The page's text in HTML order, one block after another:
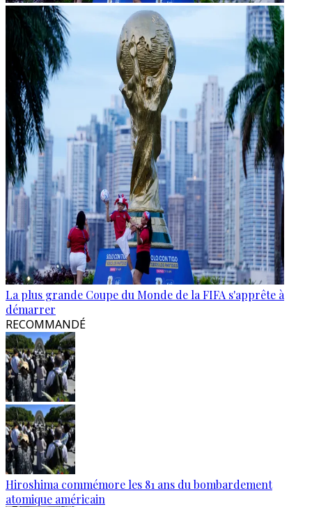
La plus grande Coupe du Monde de la FIFA s'apprête à
démarrer
RECOMMANDÉ
Hiroshima commémore les 81 ans du bombardement
atomique américain